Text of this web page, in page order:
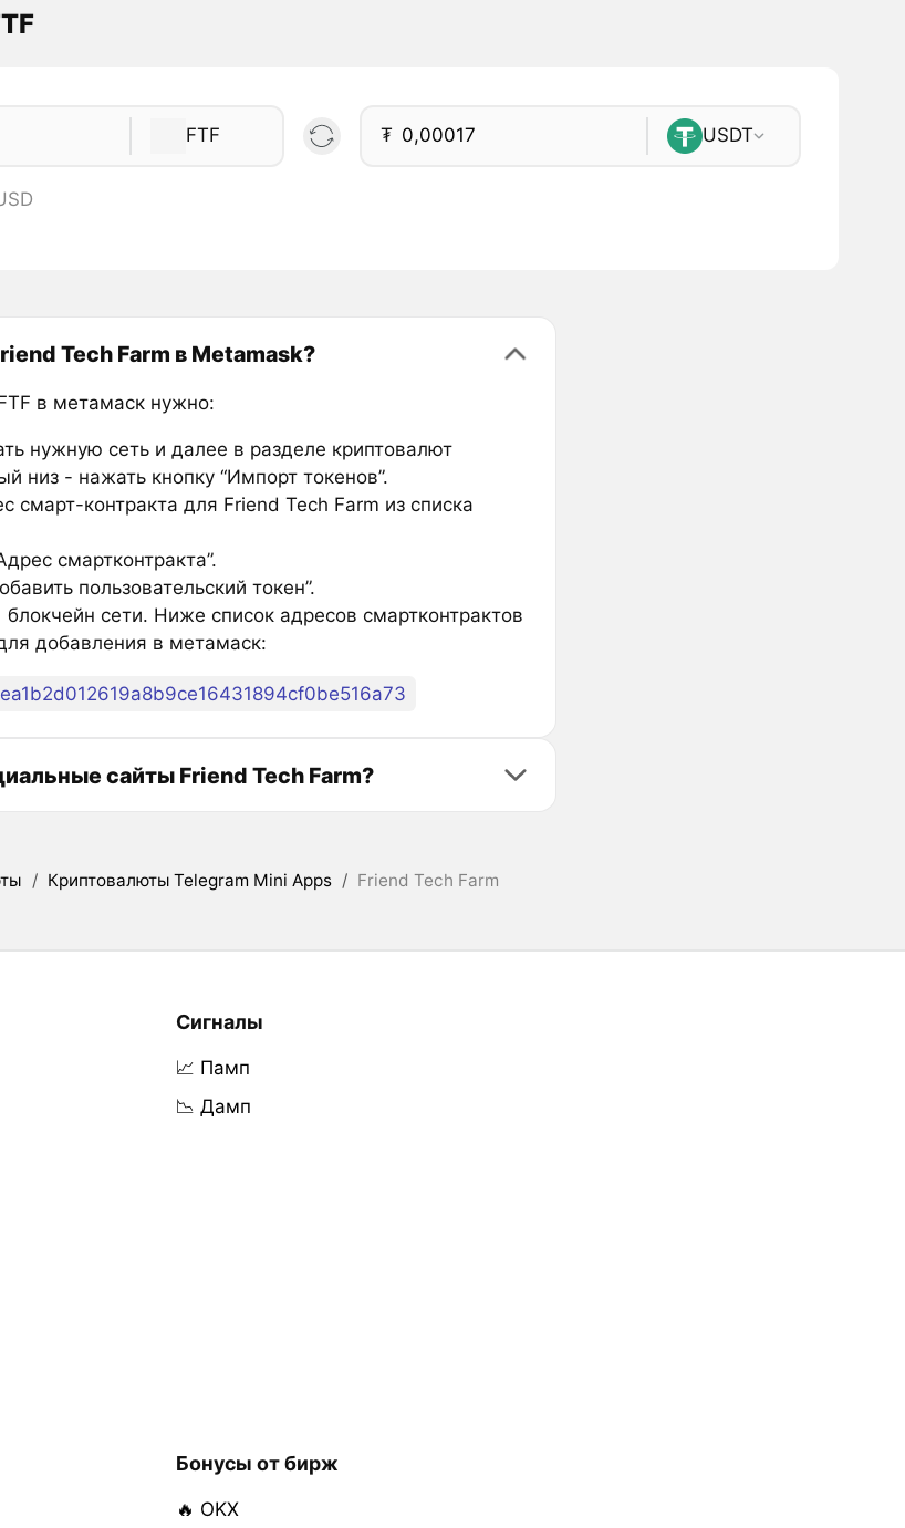
FTF ₮ USDT
Tech Farm в Metamask?
в метамаск нужно:
нужную сеть и далее в разделе криптовалют
низ - нажать кнопку “Импорт токенов”.
смарт-контракта для Friend Tech Farm из списка
смартконтракта”.
пользовательский токен”.
блокчейн сети. Ниже список адресов смартконтрактов
добавления в метамаск:
сайты Friend Tech Farm?
/ Криптовалюты Telegram Mini Apps / Friend Tech Farm
Сигналы
📈 Памп
📉 Дамп
Бонусы от бирж
🔥 OKX